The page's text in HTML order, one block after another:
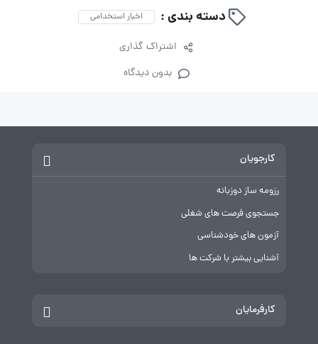
دسته بندی : اخبار استخدامی
اشتراک گذاری
بدون دیدگاه
کارجویان
رزومه ساز دوزبانه
جستجوی فرصت های شغلی
آزمون های خودشناسی
آشنایی بیشتر با شرکت ها
کارفرمایان